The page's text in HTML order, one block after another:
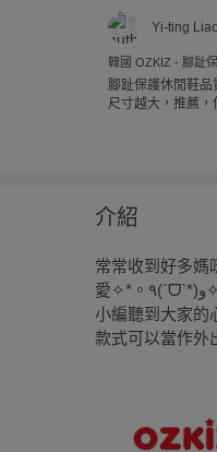
Yi-ting Liao
韓國 OZKIZ - 腳趾
鞋-花朵-湖水綠
腳趾保護休閒鞋品
尺寸越大，推薦
介紹
常常收到好多媽
愛✧*。٩(ˊᗜˋ*)و✧*。 但每次想看室內鞋的時候，總和其他鞋子混在一起，實在不太好挑款式……沒錯！
小編聽到大家的
款式可以當作